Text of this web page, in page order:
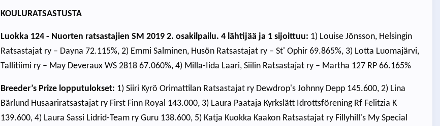
KOULURATSASTUSTA
Luokka 124 - Nuorten ratsastajien SM 2019 2. osakilpailu. 4 lähtijää ja 1 sijoittuu: 1) Louise Jönsson, Helsingin
Ratsastajat ry – Dayna 72.115%, 2) Emmi Salminen, Husön Ratsastajat ry – St' Ophir 69.865%, 3) Lotta Luomajärvi,
Tallitiimi ry – May Deveraux WS 2818 67.060%, 4) Milla-Iida Laari, Siilin Ratsastajat ry – Martha 127 RP 66.165%
Breeder’s Prize lopputulokset: 1) Siiri Kyrö Orimattilan Ratsastajat ry Dewdrop's Johnny Depp 145.600, 2) Lina
Bärlund Husaariratsastajat ry First Finn Royal 143.000, 3) Laura Paataja Kyrkslätt Idrottsförening Rf Felitzia K
139.600, 4) Laura Sassi Lidrid-Team ry Guru 138.600, 5) Katja Kuokka Kaakon Ratsastajat ry Fillyhill's My Special